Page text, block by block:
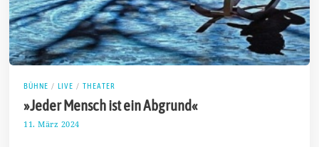
BÜHNE / LIVE / THEATER
»Jeder Mensch ist ein Abgrund«
11. März 2024